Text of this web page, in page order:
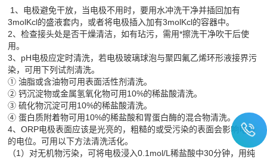
1、电极避免干放，当电极不用时，要用水冲洗干净并插回加有
3molKcl的盛液套内，或者将电极插入加有3molKcl的容器中。
2、检查接头处是否干燥清洁，如有玷污，需用*擦洗干净吹干后使
用。
3、pH电极应定时清洗，若电极玻璃球泡与聚四氟乙烯环形液接界污
染，可用下列试剂清洗。
① 油脂或含油物可用表面活性剂清洗。
② 钙沉淀物或金属氢氧化物可用10%的稀盐酸清洗。
③ 硫化物沉淀可用10%的稀盐酸清洗。
④ 蛋白质附着物可用10%的稀盐酸和胃蛋白酶的混合物清洗。
4、ORP电极表面应该是光亮的，粗糙的或受污染的表面会影响电极
的电位。可用以下方法清洗活化。
（1）对无机物污染，可将电极浸入0.1mol/L稀盐酸中30分钟，用纯